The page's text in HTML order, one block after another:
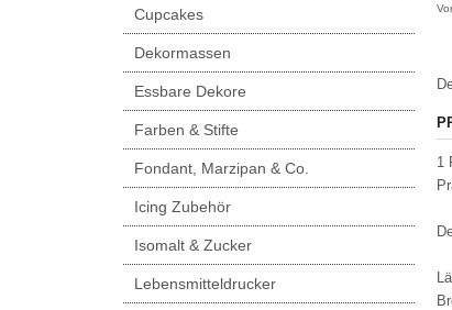
1
Cupcakes
Dekormassen
Essbare Dekore
Farben & Stifte
Fondant, Marzipan & Co.
Icing Zubehör
Isomalt & Zucker
Lebensmitteldrucker